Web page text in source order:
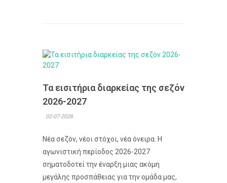
Τα εισιτήρια διαρκείας της σεζόν
2026-2027
02-07-2026
Νέα σεζόν, νέοι στόχοι, νέα όνειρα. Η
αγωνιστική περίοδος 2026-2027
σηματοδοτεί την έναρξη μιας ακόμη
μεγάλης προσπάθειας για την ομάδα μας,